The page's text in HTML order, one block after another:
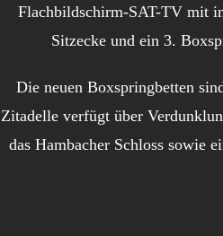
Flachbildschirm-SAT-TV mit
Sitzecke und ein 3.
Die neuen Boxspringbetten
Zitadelle verfügt über
das Hambacher Schloss sowie